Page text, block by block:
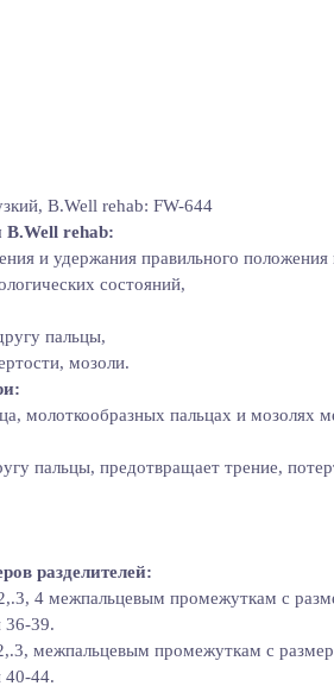
B.Well rehab: FW-644
B.Well rehab:
и удержания правильного положения
состояний,
пальцы,
мозоли.
молоткообразных пальцах и мозолях
пальцы, предотвращает трение,
разделителей:
2,.3, 4 межпальцевым промежуткам с
36-39.
межпальцевым промежуткам с
40-44.